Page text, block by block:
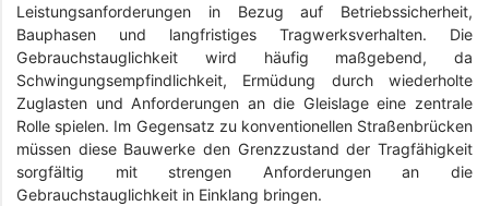
Leistungsanforderungen in Bezug auf Betriebssicherheit,
Bauphasen und langfristiges Tragwerksverhalten. Die
Gebrauchstauglichkeit wird häufig maßgebend, da
Schwingungsempfindlichkeit, Ermüdung durch wiederholte
Zuglasten und Anforderungen an die Gleislage eine zentrale
Rolle spielen. Im Gegensatz zu konventionellen Straßenbrücken
müssen diese Bauwerke den Grenzzustand der Tragfähigkeit
sorgfältig mit strengen Anforderungen an die
Gebrauchstauglichkeit in Einklang bringen.